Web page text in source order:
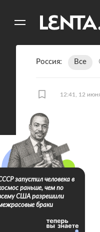
Россия Все
12:41, 12
запустил человека в
раньше, чем по
США разрешили
браки